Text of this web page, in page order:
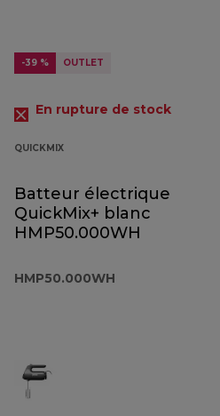
-39 % OUTLET
En rupture de stock
QUICKMIX
Batteur électrique
QuickMix+ blanc
HMP50.000WH
HMP50.000WH